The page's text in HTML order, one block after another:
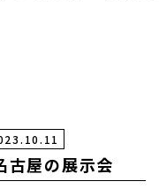
古屋の展示会